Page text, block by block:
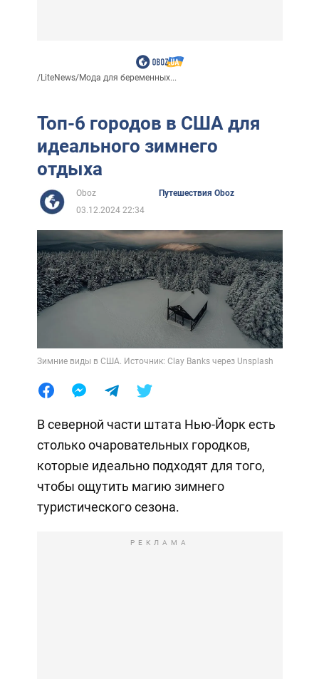
/LiteNews/Мода для беременных...
Топ-6 городов в США для
идеального зимнего
отдыха
Oboz
Путешествия Oboz
03.12.2024 22:34
Зимние виды в США. Источник: Clay Banks через Unsplash
В северной части штата Нью-Йорк есть
столько очаровательных городков,
которые идеально подходят для того,
чтобы ощутить магию зимнего
туристического сезона.
РЕКЛАМА